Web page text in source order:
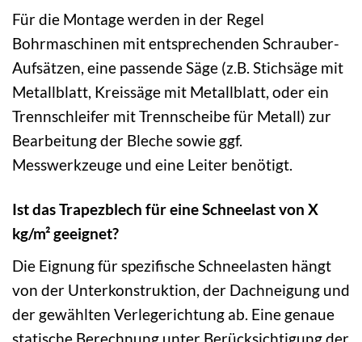
Für die Montage werden in der Regel
Bohrmaschinen mit entsprechenden Schrauber-
Aufsätzen, eine passende Säge (z.B. Stichsäge mit
Metallblatt, Kreissäge mit Metallblatt, oder ein
Trennschleifer mit Trennscheibe für Metall) zur
Bearbeitung der Bleche sowie ggf.
Messwerkzeuge und eine Leiter benötigt.
Ist das Trapezblech für eine Schneelast von X
kg/m² geeignet?
Die Eignung für spezifische Schneelasten hängt
von der Unterkonstruktion, der Dachneigung und
der gewählten Verlegerichtung ab. Eine genaue